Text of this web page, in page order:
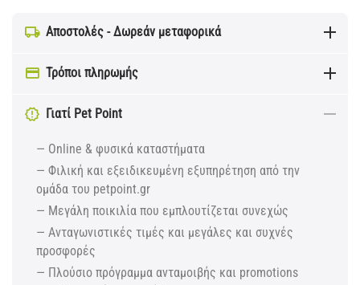
Αποστολές - Δωρεάν μεταφορικά
Τρόποι πληρωμής
Γιατί Pet Point
— Online & φυσικά καταστήματα
— Φιλική και εξειδικευμένη εξυπηρέτηση από την
ομάδα του petpoint.gr
— Μεγάλη ποικιλία που εμπλουτίζεται συνεχώς
— Ανταγωνιστικές τιμές και μεγάλες και συχνές
προσφορές
— Πλούσιο πρόγραμμα ανταμοιβής και promotions